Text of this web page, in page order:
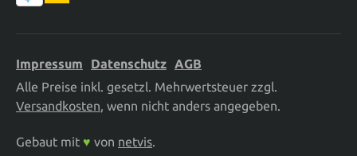
Impressum Datenschutz AGB
Alle Preise inkl. gesetzl. Mehrwertsteuer zzgl.
Versandkosten, wenn nicht anders angegeben.
Gebaut mit ♥ von netvis.